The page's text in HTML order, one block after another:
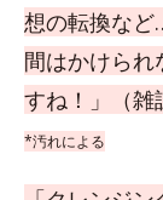
想の転換な
間はかけら
すね！」（雑
*汚れによる